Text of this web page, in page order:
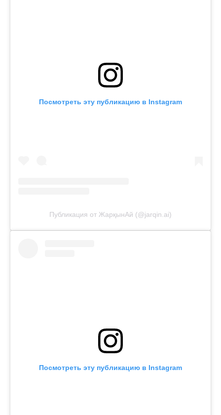
Посмотреть эту публикацию в Instagram
Публикация от ЖарқынАй (@jarqin.ai)
Посмотреть эту публикацию в Instagram